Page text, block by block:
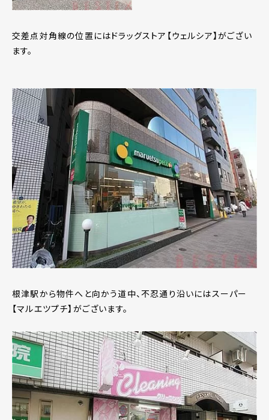
交差点対角線の位置にはドラッグストア【ウェルシア】がござい
ます。
根津駅から物件へと向かう道中、不忍通り沿いにはスーパー
【マルエツプチ】がございます。